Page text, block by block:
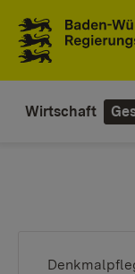
Wirtschaft